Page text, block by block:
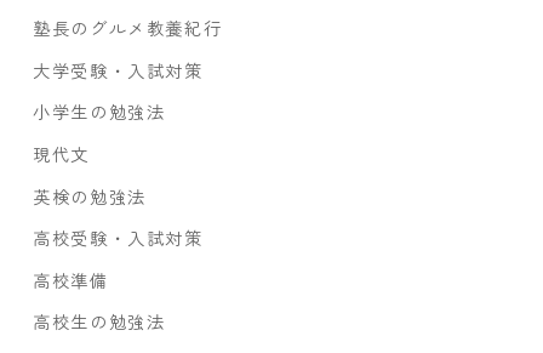
塾長のグルメ教養紀行
大学受験・入試対策
小学生の勉強法
現代文
英検の勉強法
高校受験・入試対策
高校準備
高校生の勉強法